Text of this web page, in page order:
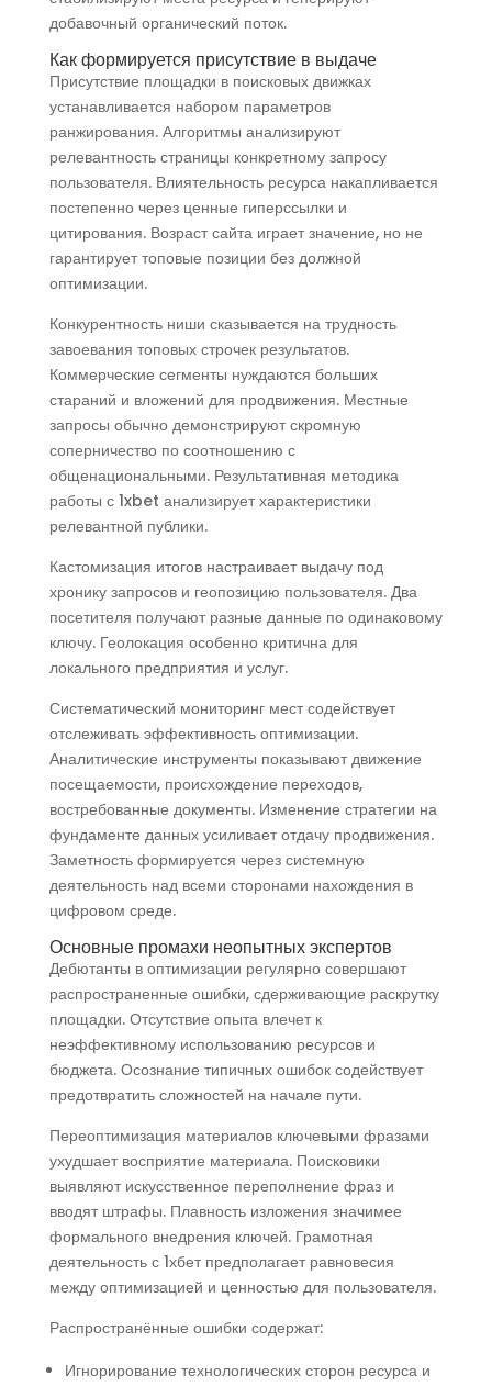
добавочный органический поток.
Как формируется присутствие в выдаче
Присутствие площадки в поисковых движках
устанавливается набором параметров
ранжирования. Алгоритмы анализируют
релевантность страницы конкретному запросу
пользователя. Влиятельность ресурса накапливается
постепенно через ценные гиперссылки и
цитирования. Возраст сайта играет значение, но не
гарантирует топовые позиции без должной
оптимизации.
Конкурентность ниши сказывается на трудность
завоевания топовых строчек результатов.
Коммерческие сегменты нуждаются больших
стараний и вложений для продвижения. Местные
запросы обычно демонстрируют скромную
соперничество по соотношению с
общенациональными. Результативная методика
работы с 1xbet анализирует характеристики
релевантной публики.
Кастомизация итогов настраивает выдачу под
хронику запросов и геопозицию пользователя. Два
посетителя получают разные данные по одинаковому
ключу. Геолокация особенно критична для
локального предприятия и услуг.
Систематический мониторинг мест содействует
отслеживать эффективность оптимизации.
Аналитические инструменты показывают движение
посещаемости, происхождение переходов,
востребованные документы. Изменение стратегии на
фундаменте данных усиливает отдачу продвижения.
Заметность формируется через системную
деятельность над всеми сторонами нахождения в
цифровом среде.
Основные промахи неопытных экспертов
Дебютанты в оптимизации регулярно совершают
распространенные ошибки, сдерживающие раскрутку
площадки. Отсутствие опыта влечет к
неэффективному использованию ресурсов и
бюджета. Осознание типичных ошибок содействует
предотвратить сложностей на начале пути.
Переоптимизация материалов ключевыми фразами
ухудшает восприятие материала. Поисковики
выявляют искусственное переполнение фраз и
вводят штрафы. Плавность изложения значимее
формального внедрения ключей. Грамотная
деятельность с 1хбет предполагает равновесия
между оптимизацией и ценностью для пользователя.
Распространённые ошибки содержат:
Игнорирование технологических сторон ресурса и